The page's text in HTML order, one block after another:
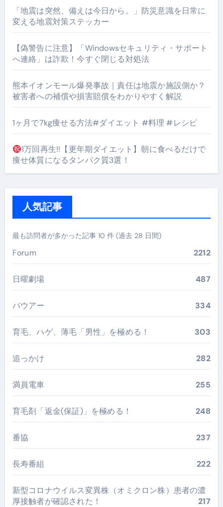
「地震は突然、備えは今日から。」防災意識を日常に
変える地震対策ステッカー
【偽警告に注意】「Windowsセキュリティ・サポート
へ連絡」は詐欺！今すぐ閉じる対処法
熊本イオンモール爆発事故｜責任は地震か施設側か？
被害者への補償や損害賠償をわかりやすく解説
1ヶ月で7kg痩せる方法#ダイエット #料理 #レシピ
1万回再生!!【更年期ダイエット】朝に食べるだけで
痩せ体質になるタンパク質3選！
人気記事
最も訪問者が多かった記事 10 件 (過去 28 日間)
Forum 2212
日曜劇場 487
バウアー 334
育毛、ハゲ、薄毛「男性」を極める！ 303
追っかけ 282
満員電車 255
育毛剤「返金(保証)」を極める！ 248
番協 237
長寿番組 222
新型コロナウイルス変異株（オミクロン株）患者の濃
厚接触者が確認された！
217